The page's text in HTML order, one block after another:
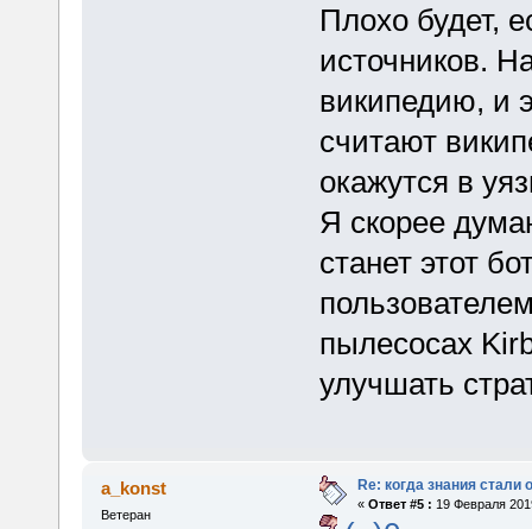
Плохо будет,
источников.
википедию, и
считают
окажутся в
Я скорее
станет этот
пылесосах
улучшать
a_konst
Ветеран
Re: когда знания стали
« Ответ #5 : 19 Февраля